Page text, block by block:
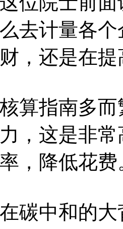
去计量各
，还是在
算指南多
，这是非
，降低花费
碳中和的